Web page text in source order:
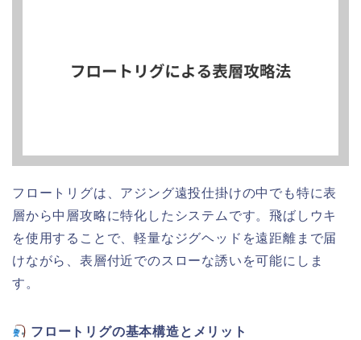
フロートリグは、アジング遠投仕掛けの中でも特に表
層から中層攻略に特化したシステムです。飛ばしウキ
を使用することで、軽量なジグヘッドを遠距離まで届
けながら、表層付近でのスローな誘いを可能にしま
す。
フロートリグの基本構造とメリット